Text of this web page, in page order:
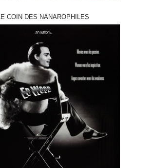
LE COIN DES NANAROPHILES